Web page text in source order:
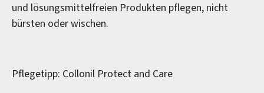
und lösungsmittelfreien Produkten pflegen, nicht
bürsten oder wischen.
Pflegetipp: Collonil Protect and Care